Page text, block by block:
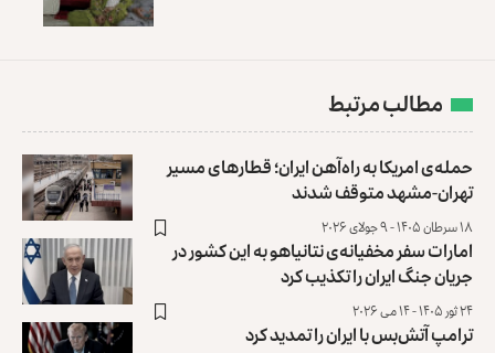
مطالب مرتبط
حمله‌ی امریکا به راه‌آهن ایران؛ قطارهای مسیر
تهران-مشهد متوقف شدند
۱۸ سرطان ۱۴۰۵ - ۹ جولای ۲۰۲۶
امارات سفر مخفیانه‌ی نتانیاهو به این کشور در
جریان جنگ ایران را تکذیب کرد
۲۴ ثور ۱۴۰۵ - ۱۴ می ۲۰۲۶
ترامپ آتش‌بس با ایران را تمدید کرد